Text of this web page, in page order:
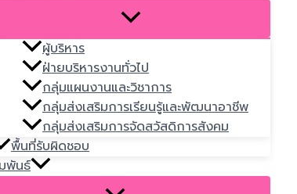
ผู้บริหาร
ฝ่ายบริหารงานทั่วไป
กลุ่มแผนงานและวิชาการ
กลุ่มส่งเสริมการเรียนรู้และพัฒนาอาชีพ
กลุ่มส่งเสริมการจัดสวัสดิการสังคม
พื้นที่รับผิดชอบ
พันธ์